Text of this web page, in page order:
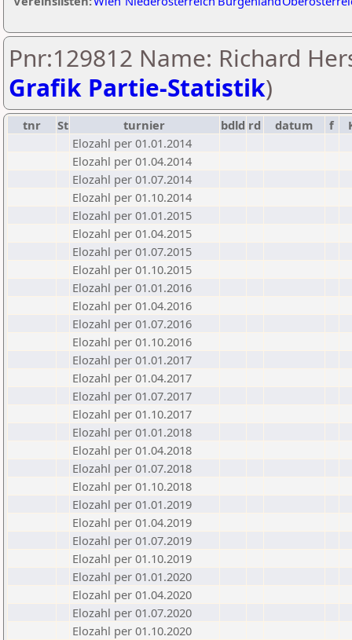
Pnr:129812 Name: Richard
Grafik Partie-Statistik)
tnr St turnier bdld rd datum f
Elozahl per 01.01.2014
Elozahl per 01.04.2014
Elozahl per 01.07.2014
Elozahl per 01.10.2014
Elozahl per 01.01.2015
Elozahl per 01.04.2015
Elozahl per 01.07.2015
Elozahl per 01.10.2015
Elozahl per 01.01.2016
Elozahl per 01.04.2016
Elozahl per 01.07.2016
Elozahl per 01.10.2016
Elozahl per 01.01.2017
Elozahl per 01.04.2017
Elozahl per 01.07.2017
Elozahl per 01.10.2017
Elozahl per 01.01.2018
Elozahl per 01.04.2018
Elozahl per 01.07.2018
Elozahl per 01.10.2018
Elozahl per 01.01.2019
Elozahl per 01.04.2019
Elozahl per 01.07.2019
Elozahl per 01.10.2019
Elozahl per 01.01.2020
Elozahl per 01.04.2020
Elozahl per 01.07.2020
Elozahl per 01.10.2020